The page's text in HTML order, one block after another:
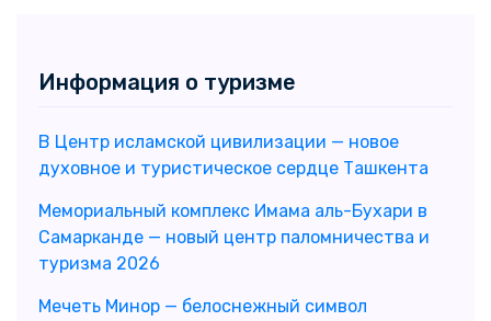
Информация о туризме
В Центр исламской цивилизации — новое
духовное и туристическое сердце Ташкента
Мемориальный комплекс Имама аль-Бухари в
Самарканде — новый центр паломничества и
туризма 2026
Мечеть Минор — белоснежный символ